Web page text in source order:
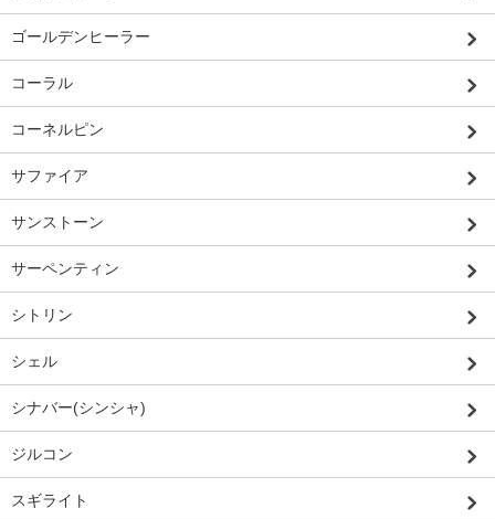
ゴールデンヒーラー
コーラル
コーネルピン
サファイア
サンストーン
サーペンティン
シトリン
シェル
シナバー(シンシャ)
ジルコン
スギライト